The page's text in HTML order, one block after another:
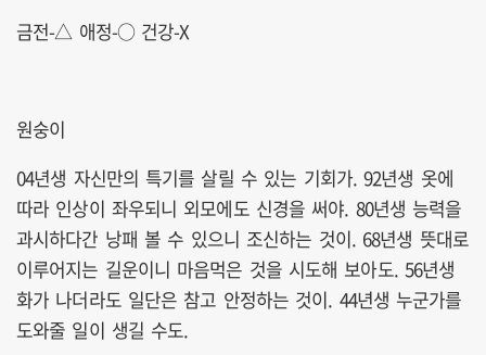
금전-△ 애정-○ 건강-X
원숭이
04년생 자신만의 특기를 살릴 수 있는 기회가. 92년생 옷에
따라 인상이 좌우되니 외모에도 신경을 써야. 80년생 능력을
과시하다간 낭패 볼 수 있으니 조신하는 것이. 68년생 뜻대로
이루어지는 길운이니 마음먹은 것을 시도해 보아도. 56년생
화가 나더라도 일단은 참고 안정하는 것이. 44년생 누군가를
도와줄 일이 생길 수도.